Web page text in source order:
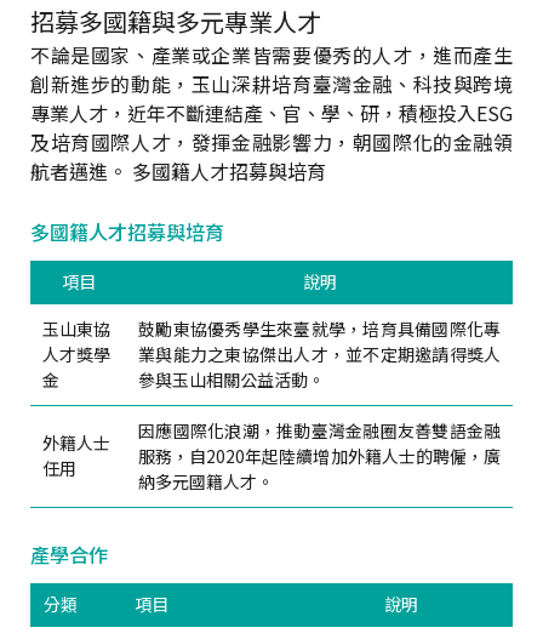
招募多國籍與多元專業人才
不論是國家、產業或企業皆需要優秀的人才，進而產生
創新進步的動能，玉山深耕培育臺灣金融、科技與跨境
專業人才，近年不斷連結產、官、學、研，積極投入ESG
及培育國際人才，發揮金融影響力，朝國際化的金融領
航者邁進。 多國籍人才招募與培育
多國籍人才招募與培育
項目
說明
玉山東協
人才獎學
金
鼓勵東協優秀學生來臺就學，培育具備國際化專
業與能力之東協傑出人才，並不定期邀請得獎人
參與玉山相關公益活動。
外籍人士
任用
因應國際化浪潮，推動臺灣金融圈友善雙語金融
服務，自2020年起陸續增加外籍人士的聘僱，廣
納多元國籍人才。
產學合作
分類 項目 說明